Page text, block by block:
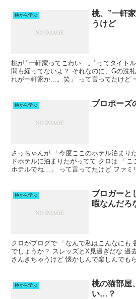
桃から学ぶ
桃、”一軒
うけど
桃が "一軒家ってこわい…。"ってタイト
間も経ってないよ？ それなのに、Gの洗
れが一軒家か…。笑」 って言ってたけど
桃から学ぶ プロポーズ
さっちゃんが 「今度ここのホテル泊まり
ドホテルに泊まりたがってて クロは 「
ホテルでね…」 って言ってたけど ファミ
桃から学ぶ
ブロガーと
暇なんだろ
クロがブログで 「なんで私はこんなにも
でしょうか？ スレッズとX見過ぎだな 過
さんきちゃうけど 懐かしんで楽しんでも
桃から学ぶ
桃の猫部屋
い…？